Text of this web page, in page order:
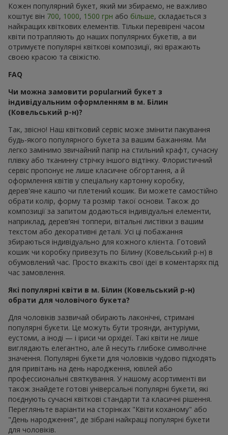
Кожен популярний букет, який ми збираємо, не важливо
коштує він 700, 1000, 1500 грн або більше, складається з
найкращих квіткових елементів. Тільки перевірені часом
квіти потрапляють до наших популярних букетів, а ви
отримуєте популярні квіткові композиції, які вражають
своєю красою та свіжістю.
FAQ
Чи можна замовити popularний букет з
індивідуальним оформленням в м. Білин
(Ковельський р-н)?
Так, звісно! Наш квітковий сервіс може змінити пакування
будь-якого популярного букета за вашим бажанням. Ми
легко замінимо звичайний папір на стильний крафт, сучасну
плівку або тканинну стрічку іншого відтінку. Флористичний
сервіс пропонує не лише класичне обгортання, а й
оформлення квітів у спеціальну картонну коробку,
дерев'яне кашпо чи плетений кошик. Ви можете самостійно
обрати колір, форму та розмір такої основи. Також до
композиції за запитом додаються індивідуальні елементи,
наприклад, дерев’яні топпери, вітальні листівки з вашим
текстом або декоративні деталі. Усі ці побажання
збираються індивідуально для кожного клієнта. Готовий
кошик чи коробку привезуть по Білину (Ковельський р-н) в
обумовлений час. Просто вкажіть свої ідеї в коментарях під
час замовлення.
Які популярні квіти в м. Білин (Ковельський р-н)
обрати для чоловічого букета?
Для чоловіків зазвичай обирають лаконічні, стримані
популярні букети. Це можуть бути троянди, антуріуми,
еустоми, а іноді — і іриси чи орхідеї. Такі квіти не лише
виглядають елегантно, але й несуть глибоке символічне
значення. Популярні букети для чоловіків чудово підходять
для привітань на день народження, ювілей або
профессиональні святкування. У нашому асортименті ви
також знайдете готові універсальні популярні букети, які
поєднують сучасні квіткові стандарти та класичні рішення.
Перегляньте варіанти на сторінках "Квіти коханому" або
"День народження", де зібрані найкращі популярні букети
для чоловіків.